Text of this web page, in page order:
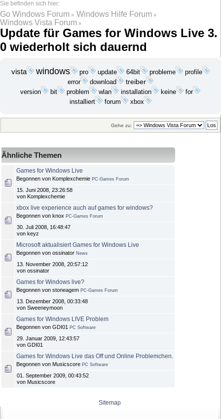
Go Windows Forum » Windows Hilfe Forum »
Windows Vista Forum »
Update für Games for Windows Live 3.
0 wiederholt sich dauernd
vista windows pro update 64bit probleme
profile
error
download treiber
version bit problem wlan installation keine
for
installiert
forum xbox
Gehe zu:
Ähnliche Themen
Games for Windows Live
Begonnen von Komplexchemie PC-Games Forum
15. Juni 2008, 23:26:58
von Komplexchemie
xbox live experience auch auf games for windows?
Begonnen von knox PC-Games Forum
30. Juli 2008, 16:48:47
von keyz
Microsoft aktualisiert Games for Windows Live
Begonnen von ossinator News
13. November 2008, 20:57:12
von ossinator
Games for Windows live?
Begonnen von stoneagem PC-Games Forum
13. Dezember 2008, 00:33:48
von Sweeneymoon
Games for Windows LIVE Problem
Begonnen von GDI01 PC Software
29. Januar 2009, 12:43:57
von GDI01
Games for Windows Live das Off und Online Problemchen.
Begonnen von Musicscore PC Software
01. September 2009, 00:43:52
von Musicscore
Sitemap